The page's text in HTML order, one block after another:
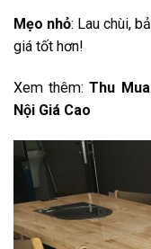
Mẹo nhỏ: Lau chùi,
giá tốt hơn!
Xem thêm:Thu
Nội Giá Cao